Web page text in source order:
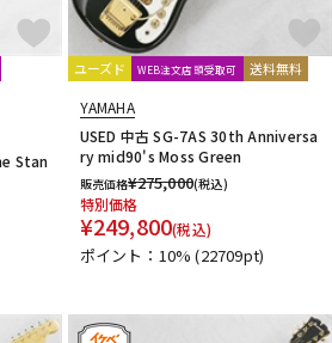
その他楽器
エフェクター
DTM
Stan
ユーズド WEB注文店頭受取可 送料無料
YAMAHA
USED 中古 SG-7AS 30th Anniversa
ry mid90's Moss Green
販売価格¥275,000(税込)
特別価格
¥249,800(税込)
ポイント：10%(22709pt)